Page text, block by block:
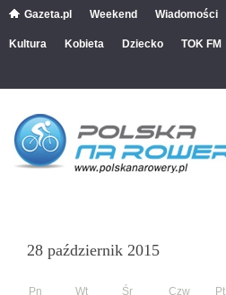
Gazeta.pl Weekend Wiadomości
Kultura Kobieta Dziecko TOK FM
28 październik 2015
Pn Wt Śr Czw Pt